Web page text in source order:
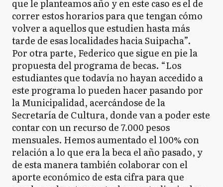
que le planteamos año y en este caso es el de
correr estos horarios para que tengan cómo
volver a aquellos que estudien hasta más
tarde de esas localidades hacia Suipacha”.
Por otra parte, Federico que sigue en pie la
propuesta del programa de becas. “Los
estudiantes que todavía no hayan accedido a
este programa lo pueden hacer pasando por
la Municipalidad, acercándose de la
Secretaría de Cultura, donde van a poder este
contar con un recurso de 7.000 pesos
mensuales. Hemos aumentado el 100% con
relación a lo que era la beca el año pasado, y
de esta manera también colaborar con el
aporte económico de esta cifra para que